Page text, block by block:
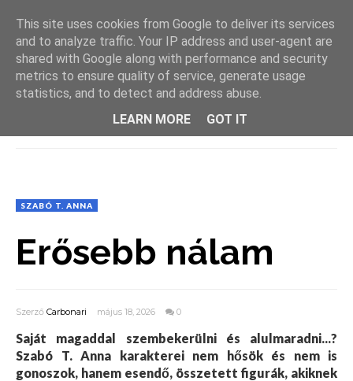
SZABÓ T. ANNA
Erősebb nálam
Szerző Carbonari május 18, 2026 0
Saját magaddal szembekerülni és alulmaradni...?
Szabó T. Anna karakterei nem hősök és nem is
gonoszok, hanem esendő, összetett figurák, akiknek
This site uses cookies from Google to deliver its services
and to analyze traffic. Your IP address and user-agent are
shared with Google along with performance and security
metrics to ensure quality of service, generate usage
statistics, and to detect and address abuse.
LEARN MORE
GOT IT